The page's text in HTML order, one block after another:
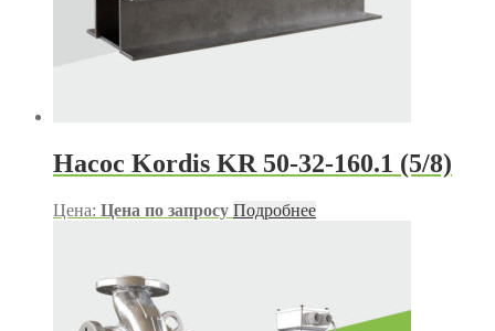
Насос Kordis KR 50-32-160.1 (5/8)
Цена: Цена по запросу Подробнее